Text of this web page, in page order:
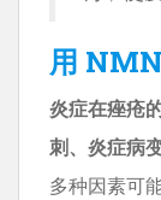
用
炎症在痤疮
刺、炎症病
多种因素可